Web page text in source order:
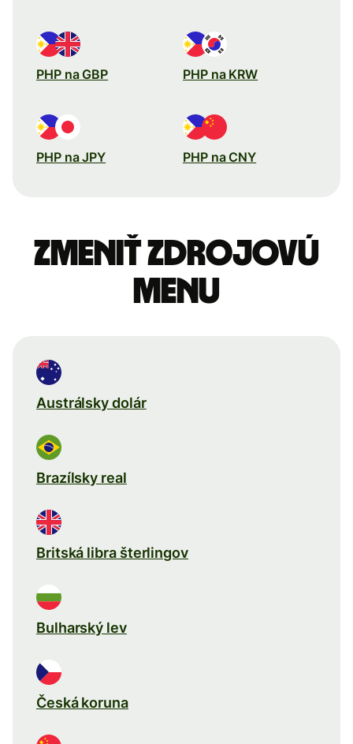
PHP na GBP PHP na KRW
PHP na JPY PHP na CNY
Zmeniť zdrojovú
menu
Austrálsky dolár
Brazílsky real
Britská libra šterlingov
Bulharský lev
Česká koruna